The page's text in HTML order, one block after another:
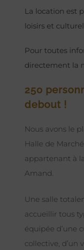
La location est
loisirs et
Pour toutes
directement la
250
debout !
Nous avons le
Halle de
appartenant à
Amand.
Une salle
accueillir tous
équipée d’une
collective, d’un